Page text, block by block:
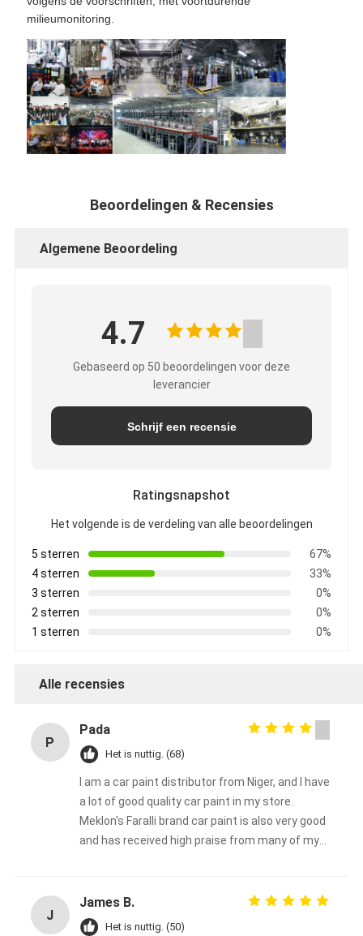
milieumonitoring.
Beoordelingen & Recensies
Algemene Beoordeling
4.7
Gebaseerd op 50 beoordelingen voor deze
leverancier
Schrijf een recensie
Ratingsnapshot
Het volgende is de verdeling van alle beoordelingen
5 sterren
67%
4 sterren
33%
3 sterren
0%
2 sterren
0%
1 sterren
0%
Alle recensies
P
Pada
Het is nuttig. (68)
I am a car paint distributor from Niger, and I have
a lot of good quality car paint in my store.
Meklon's Faralli brand car paint is also very good
and has received high praise from many of my
J
James B.
Het is nuttig. (50)